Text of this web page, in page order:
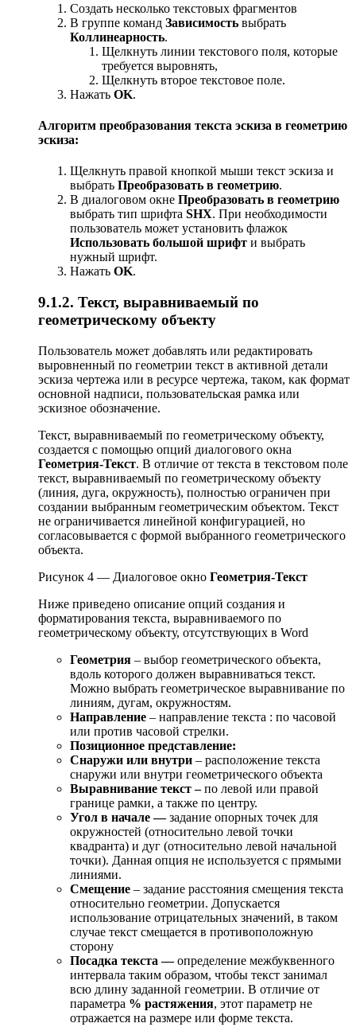
Создать несколько текстовых фрагментов
В группе команд Зависимость выбрать
Коллинеарность.
Щелкнуть линии текстового поля, которые
требуется выровнять,
Щелкнуть второе текстовое поле.
Нажать OK.
Алгоритм преобразования текста эскиза в геометрию
эскиза:
Щелкнуть правой кнопкой мыши текст эскиза и
выбрать Преобразовать в геометрию.
В диалоговом окне Преобразовать в геометрию
выбрать тип шрифта SHX. При необходимости
пользователь может установить флажок
Использовать большой шрифт и выбрать
нужный шрифт.
Нажать OK.
9.1.2. Текст, выравниваемый по
геометрическому объекту
Пользователь может добавлять или редактировать
выровненный по геометрии текст в активной детали
эскиза чертежа или в ресурсе чертежа, таком, как формат
основной надписи, пользовательская рамка или
эскизное обозначение.
Текст, выравниваемый по геометрическому объекту,
создается с помощью опций диалогового окна
Геометрия-Текст. В отличие от текста в текстовом поле
текст, выравниваемый по геометрическому объекту
(линия, дуга, окружность), полностью ограничен при
создании выбранным геометрическим объектом. Текст
не ограничивается линейной конфигурацией, но
согласовывается с формой выбранного геометрического
объекта.
Рисунок 4 — Диалоговое окно Геометрия-Текст
Ниже приведено описание опций создания и
форматирования текста, выравниваемого по
геометрическому объекту, отсутствующих в Word
Геометрия – выбор геометрического объекта,
вдоль которого должен выравниваться текст.
Можно выбрать геометрическое выравнивание по
линиям, дугам, окружностям.
Направление – направление текста : по часовой
или против часовой стрелки.
Позиционное представление:
Снаружи или внутри – расположение текста
снаружи или внутри геометрического объекта
Выравнивание текст –по левой или правой
границе рамки, а также по центру.
Угол в начале —задание опорных точек для
окружностей (относительно левой точки
квадранта) и дуг (относительно левой начальной
точки). Данная опция не используется с прямыми
линиями.
Смещение – задание расстояния смещения текста
относительно геометрии. Допускается
использование отрицательных значений, в таком
случае текст смещается в противоположную
сторону
Посадка текста —определение межбуквенного
интервала таким образом, чтобы текст занимал
всю длину заданной геометрии. В отличие от
параметра % растяжения, этот параметр не
отражается на размере или форме текста.